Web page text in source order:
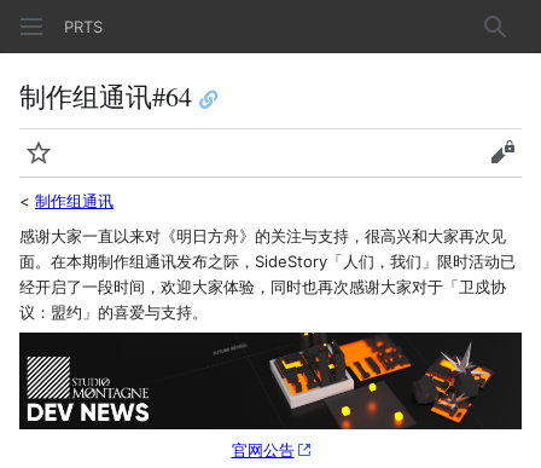
PRTS 搜索
制作组通讯#64
监视
查看
< 制作组通讯
感谢大家一直以来对《明日方舟》的关注与支持，很高兴和大家再次见
面。在本期制作组通讯发布之际，SideStory「人们，我们」限时活动已
经开启了一段时间，欢迎大家体验，同时也再次感谢大家对于「卫戍协
议：盟约」的喜爱与支持。
官网公告